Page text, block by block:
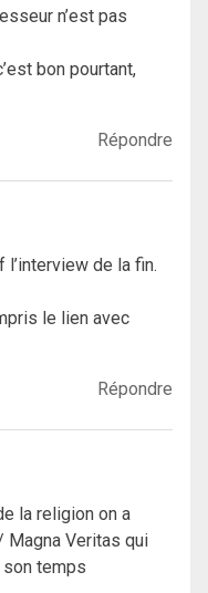
n’est pas
bon pourtant,
Répondre
l’interview de la fin.
le lien avec
Répondre
la religion on a
Magna Veritas qui
temps